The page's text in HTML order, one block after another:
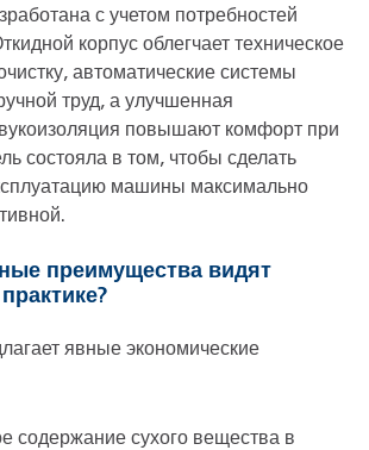
с учетом потребностей
корпус облегчает техническое
автоматические системы
труд, а улучшенная
повышают комфорт при
состояла в том, чтобы сделать
машины максимально
преимущества видят
явные экономические
содержание сухого вещества в